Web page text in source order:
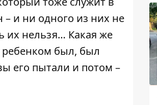
– и ни одного из них не
их нельзя… Какая же
был, был
его пытали и потом –